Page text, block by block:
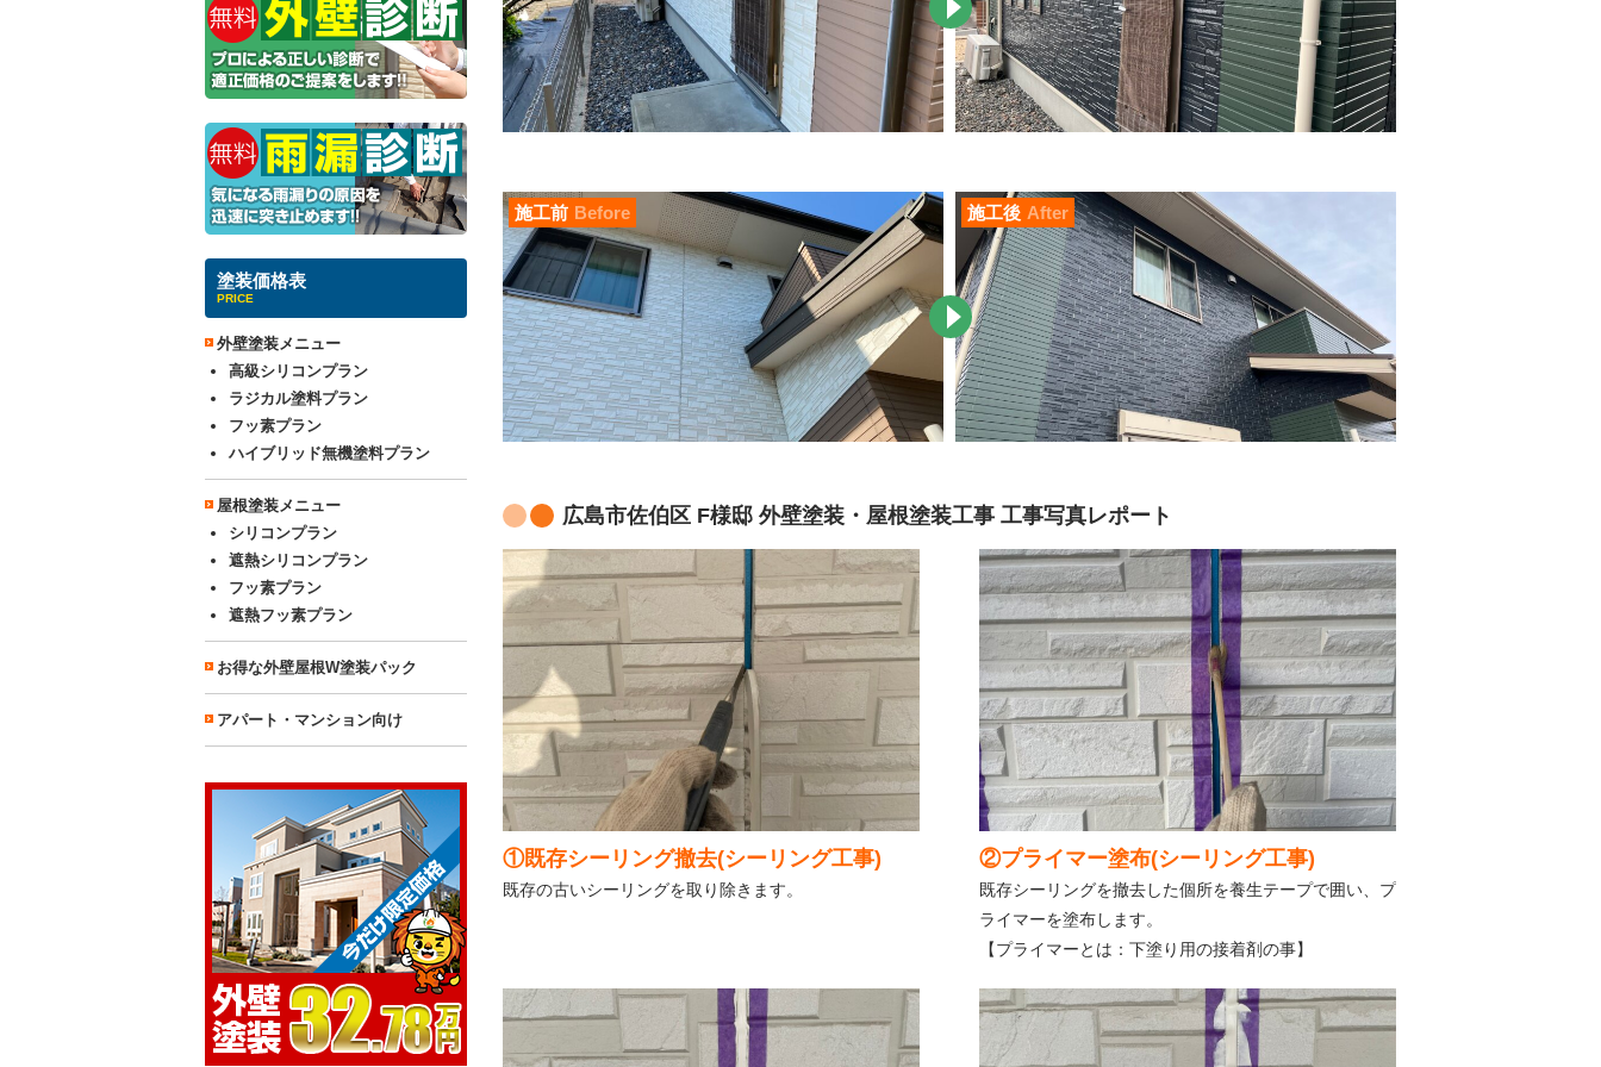
施工前 Before 施工後 After
広島市佐伯区 F様邸 外壁塗装・屋根塗装工事 工事写真レポート
①既存シーリング撤去(シーリング工事)
既存の古いシーリングを取り除きます。
②プライマー塗布(シーリング工事)
既存シーリングを撤去した個所を養生テープで囲い、プ
ライマーを塗布します。
【プライマーとは：下塗り用の接着剤の事】
塗装価格表
PRICE
外壁塗装メニュー
高級シリコンプラン
ラジカル塗料プラン
フッ素プラン
ハイブリッド無機塗料プラン
屋根塗装メニュー
シリコンプラン
遮熱シリコンプラン
フッ素プラン
遮熱フッ素プラン
お得な外壁屋根W塗装パック
アパート・マンション向け